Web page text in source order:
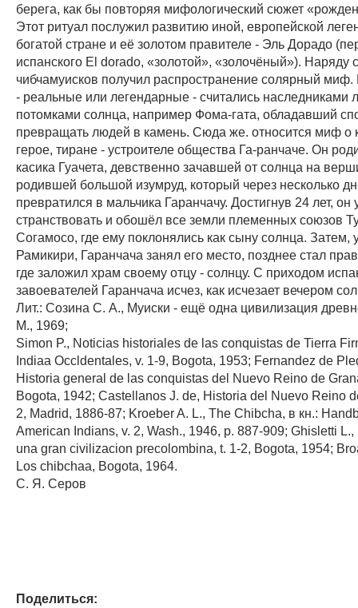
берега, как бы повторяя мифологический сюжет
Этот ритуал послужил развитию иной, европейской
богатой стране и её золотом правителе - Эль Дорадо
испанского El dorado, «золотой», «золочёный»). Наряду
чибчамуисков получил распространение солярный
- реальные или легендарные - считались наследниками
потомками солнца, например Фома-гата, обладавший
превращать людей в камень. Сюда же. относится миф о
герое, тиране - устроителе общества Га-ранчаче. Он
касика Гуачета, девственно зачавшей от солнца на
родившей большой изумруд, который через несколько
превратился в мальчика Гаранчачу. Достигнув 24 лет, он
странствовать и обошёл все земли племенных союзов
Согамосо, где ему поклонялись как сыну солнца. Затем,
Рамикири, Гаранчача занял его место, позднее стал
где заложил храм своему отцу - солнцу. С приходом
завоевателей Гаранчача исчез, как исчезает вечером
Лит.: Созина С. А., Муиски - ещё одна цивилизация
М., 1969;
Simon P., Noticias historiales de las conquistas de Tierra
Indiaa Occldentales, v. 1-9, Bogota, 1953; Fernandez de
Historia general de las conquistas del Nuevo Reino de
Bogota, 1942; Castellanos J. de, Historia del Nuevo Reino
2, Madrid, 1886-87; Kroeber A. L., The Chibcha, в кн.:
American Indians, v. 2, Wash., 1946, p. 887-909; Ghisletti
una gran civilizacion precolombina, t. 1-2, Bogota, 1954;
Los chibchaa, Bogota, 1964.
С. Я. Серов
Поделиться: